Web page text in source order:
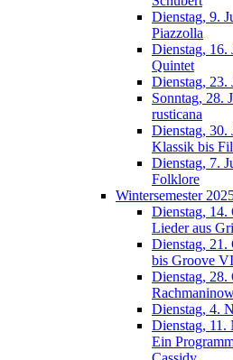
Dienstag, 9.
Piazzolla
Dienstag, 16.
Quintet
Dienstag, 23.
Sonntag, 28.
rusticana
Dienstag, 30.
Klassik bis
Dienstag, 7.
Folklore
Wintersemester
Dienstag, 14.
Lieder aus
Dienstag, 21.
bis Groove
Dienstag, 28.
Dienstag, 4.
Dienstag, 11.
Ein